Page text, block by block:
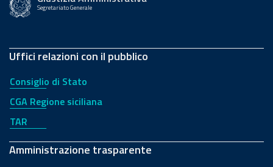
Segretariato Generale
Uffici relazioni con il pubblico
Consiglio di Stato
CGA Regione siciliana
TAR
Amministrazione trasparente